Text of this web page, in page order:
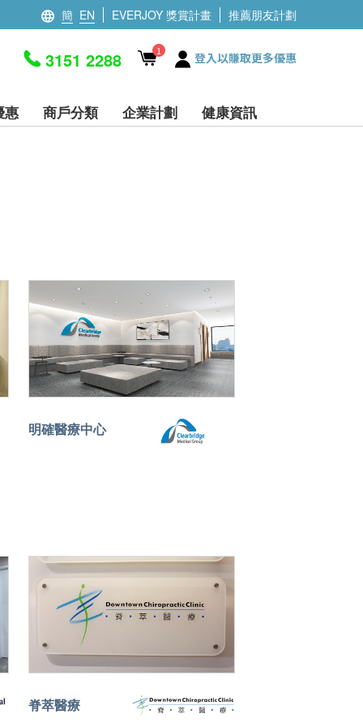
簡 EN EVERJOY 獎賞計畫 推薦朋友計劃
3151 2288 1 登入以賺取更多優惠
惠 商戶分類 企業計劃 健康資訊
明確醫療中心
脊萃醫療